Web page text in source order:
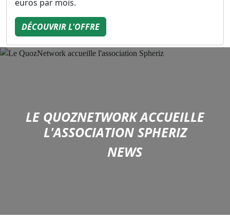
euros par mois.
DÉCOUVRIR L'OFFRE
LE QUOZNETWORK ACCUEILLE
L'ASSOCIATION SPHERIZ
NEWS